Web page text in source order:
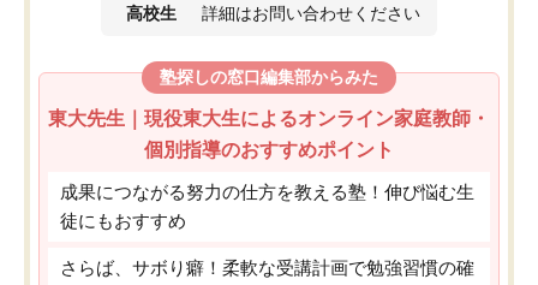
高校生 詳細はお問い合わせください
塾探しの窓口編集部からみた
東大先生｜現役東大生によるオンライン家庭教師・
個別指導のおすすめポイント
成果につながる努力の仕方を教える塾！伸び悩む生
徒にもおすすめ
さらば、サボり癖！柔軟な受講計画で勉強習慣の確